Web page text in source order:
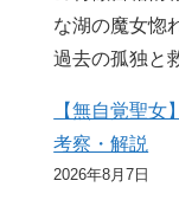
な湖の魔女惚
過去の孤独と
【無自覚聖
考察・解説
2026年8月7日